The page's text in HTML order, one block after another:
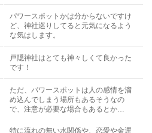
パワースポットかは分からないですけ
ど、神社巡りしてると元気になるよう
な気はします。
戸隠神社はとても神々しくて良かった
です！
ただ、パワースポットは人の感情を溜
め込んでしまう場所もあるそうなの
で、注意が必要な場合もあるとか…
特に流れの無い水関係や、恋愛や金運